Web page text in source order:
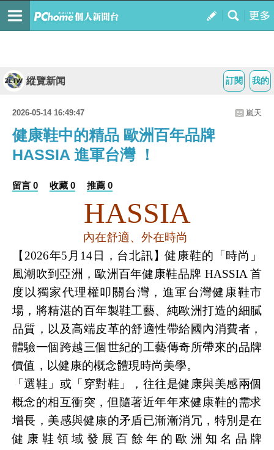
我的
訂閱
縱覽新闻
2026-05-14 16:49:47 嵐天
健康鞋中的精品 歐洲百年品牌
HASSIA 進軍台灣 ！
留言 0 收藏 0 推薦 0
HASSIA
內在舒適、外在時尚
【2026年5月14日，台北訊】健康鞋的「時尚」
風潮吹到亞洲，歐洲百年健康鞋品牌 HASSIA 首
度以獨家代理權叩關台灣，進軍台灣健康鞋市
場，將精湛的百年製鞋工藝、純歐洲打造的細膩
品質，以及高端皮革的舒適性帶給國內消費者，
體驗一個跨越三個世紀的工藝傳奇所帶來的品牌
價值，以健康的概念體現時尚美學。
「選鞋」或「穿對鞋」，往往是健康與美感兩個
概念的相互衝突，但隨著近年年來健康鞋的需求
增長，美感與健康的矛盾已漸漸消冗，特別是在
健康鞋領域發展百餘年的歐洲知名品牌